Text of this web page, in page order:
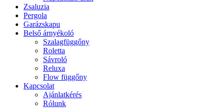
Zsaluzia
Pergola
Garázskapu
Belső árnyékoló
Szalagfüggőny
Roletta
Sávroló
Reluxa
Flow függőny
Kapcsolat
Ajánlatkérés
Rólunk